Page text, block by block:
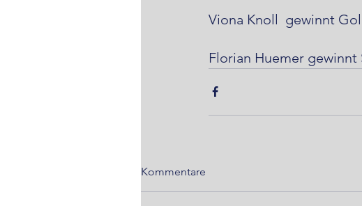
Viona Knoll  gewinnt
Florian Huemer gewinnt
Kommentare